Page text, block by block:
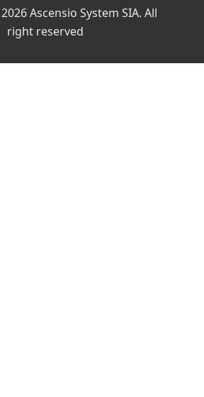
Ascensio System SIA. All
right reserved